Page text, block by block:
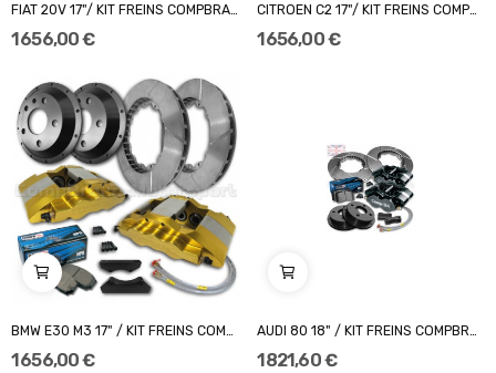
FIAT 20V 17"/ KIT FREINS COMPBRAKE PRO RACE 7
1 656,00 €
CITROEN C2 17"/ KIT FREINS COMPBRAKE PRO RACE 6
1 656,00 €
BMW E30 M3 17" / KIT FREINS COMPBRAKE PRO RACE 6
1 656,00 €
AUDI 80 18" / KIT FREINS COMPBRAKE PRO RACE 6
1 821,60 €